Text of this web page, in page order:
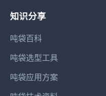
知识分享
吨袋百科
吨袋选型工具
吨袋应用方案